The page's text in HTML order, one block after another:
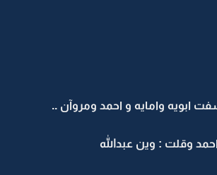
ابويه وامايه و احمد ومروآن ..
وقلت : وين عبدالله